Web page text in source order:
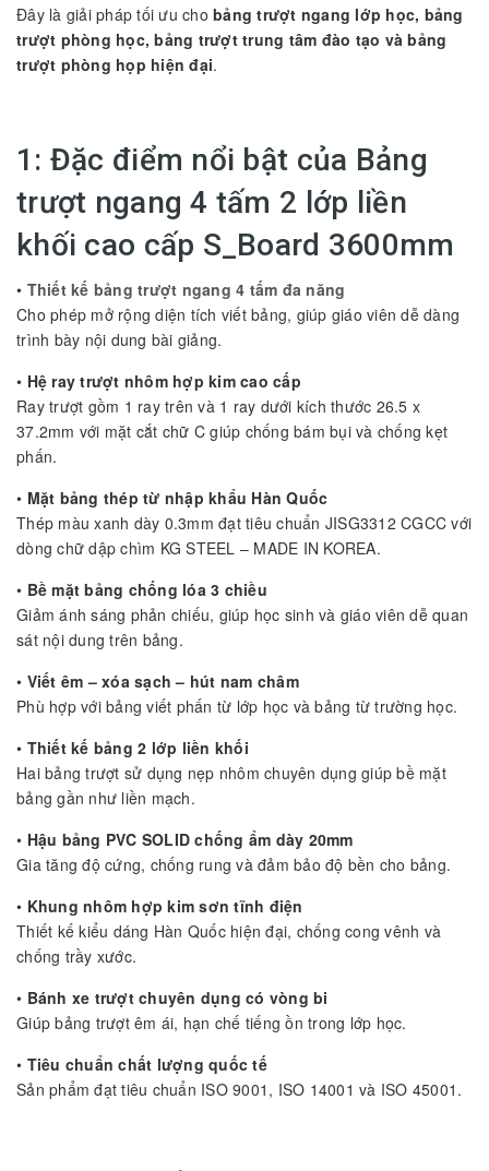
Đây là giải pháp tối ưu cho bảng trượt ngang lớp học, bảng
trượt phòng học, bảng trượt trung tâm đào tạo và bảng
trượt phòng họp hiện đại.
1: Đặc điểm nổi bật của Bảng
trượt ngang 4 tấm 2 lớp liền
khối cao cấp S_Board 3600mm
• Thiết kế bảng trượt ngang 4 tấm đa năng
Cho phép mở rộng diện tích viết bảng, giúp giáo viên dễ dàng
trình bày nội dung bài giảng.
• Hệ ray trượt nhôm hợp kim cao cấp
Ray trượt gồm 1 ray trên và 1 ray dưới kích thước 26.5 x
37.2mm với mặt cắt chữ C giúp chống bám bụi và chống kẹt
phấn.
• Mặt bảng thép từ nhập khẩu Hàn Quốc
Thép màu xanh dày 0.3mm đạt tiêu chuẩn JISG3312 CGCC với
dòng chữ dập chìm KG STEEL – MADE IN KOREA.
• Bề mặt bảng chống lóa 3 chiều
Giảm ánh sáng phản chiếu, giúp học sinh và giáo viên dễ quan
sát nội dung trên bảng.
• Viết êm – xóa sạch – hút nam châm
Phù hợp với bảng viết phấn từ lớp học và bảng từ trường học.
• Thiết kế bảng 2 lớp liền khối
Hai bảng trượt sử dụng nẹp nhôm chuyên dụng giúp bề mặt
bảng gần như liền mạch.
• Hậu bảng PVC SOLID chống ẩm dày 20mm
Gia tăng độ cứng, chống rung và đảm bảo độ bền cho bảng.
• Khung nhôm hợp kim sơn tĩnh điện
Thiết kế kiểu dáng Hàn Quốc hiện đại, chống cong vênh và
chống trầy xước.
• Bánh xe trượt chuyên dụng có vòng bi
Giúp bảng trượt êm ái, hạn chế tiếng ồn trong lớp học.
• Tiêu chuẩn chất lượng quốc tế
Sản phẩm đạt tiêu chuẩn ISO 9001, ISO 14001 và ISO 45001.